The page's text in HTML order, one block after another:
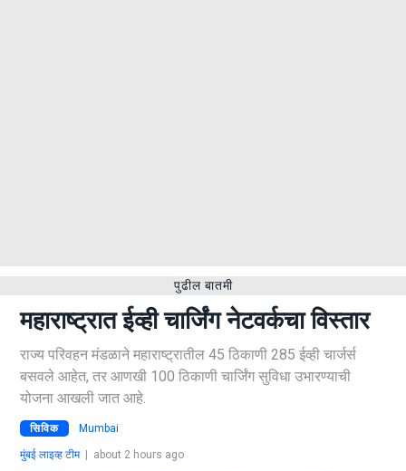
पुढील बातमी
महाराष्ट्रात ईव्ही चार्जिंग नेटवर्कचा विस्तार
राज्य परिवहन मंडळाने महाराष्ट्रातील 45 ठिकाणी 285 ईव्ही चार्जर्स
बसवले आहेत, तर आणखी 100 ठिकाणी चार्जिंग सुविधा उभारण्याची
योजना आखली जात आहे.
सिविक Mumbai
मुंबई लाइव्ह टीम| about 2 hours ago